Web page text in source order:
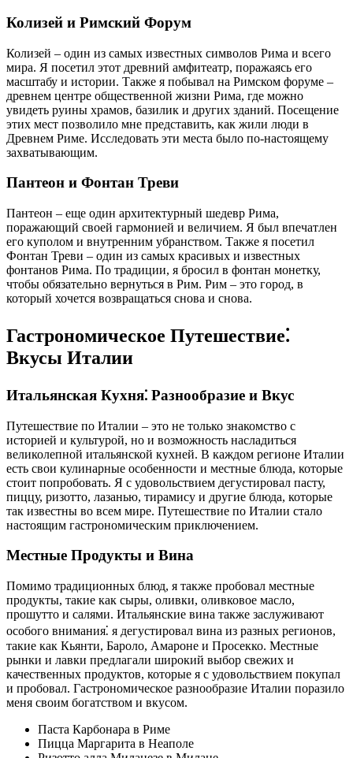
Колизей и Римский Форум
Колизей – один из самых известных символов Рима и всего
мира. Я посетил этот древний амфитеатр, поражаясь его
масштабу и истории. Также я побывал на Римском форуме –
древнем центре общественной жизни Рима, где можно
увидеть руины храмов, базилик и других зданий. Посещение
этих мест позволило мне представить, как жили люди в
Древнем Риме. Исследовать эти места было по-настоящему
захватывающим.
Пантеон и Фонтан Треви
Пантеон – еще один архитектурный шедевр Рима,
поражающий своей гармонией и величием. Я был впечатлен
его куполом и внутренним убранством. Также я посетил
Фонтан Треви – один из самых красивых и известных
фонтанов Рима. По традиции, я бросил в фонтан монетку,
чтобы обязательно вернуться в Рим. Рим – это город, в
который хочется возвращаться снова и снова.
Гастрономическое Путешествие⁚
Вкусы Италии
Итальянская Кухня⁚ Разнообразие и Вкус
Путешествие по Италии – это не только знакомство с
историей и культурой, но и возможность насладиться
великолепной итальянской кухней. В каждом регионе Италии
есть свои кулинарные особенности и местные блюда, которые
стоит попробовать. Я с удовольствием дегустировал пасту,
пиццу, ризотто, лазанью, тирамису и другие блюда, которые
так известны во всем мире. Путешествие по Италии стало
настоящим гастрономическим приключением.
Местные Продукты и Вина
Помимо традиционных блюд, я также пробовал местные
продукты, такие как сыры, оливки, оливковое масло,
прошутто и салями. Итальянские вина также заслуживают
особого внимания⁚ я дегустировал вина из разных регионов,
такие как Кьянти, Бароло, Амароне и Просекко. Местные
рынки и лавки предлагали широкий выбор свежих и
качественных продуктов, которые я с удовольствием покупал
и пробовал. Гастрономическое разнообразие Италии поразило
меня своим богатством и вкусом.
Паста Карбонара в Риме
Пицца Маргарита в Неаполе